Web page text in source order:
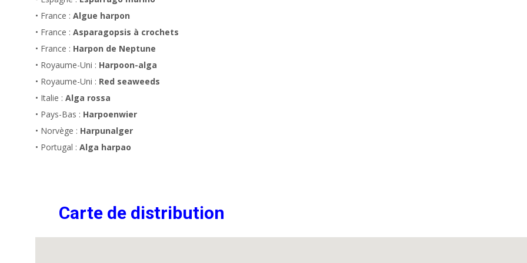
• France : Algue harpon
• France : Asparagopsis à crochets
• France : Harpon de Neptune
• Royaume-Uni : Harpoon-alga
• Royaume-Uni : Red seaweeds
• Italie : Alga rossa
• Pays-Bas : Harpoenwier
• Norvège : Harpunalger
• Portugal : Alga harpao
Carte de distribution